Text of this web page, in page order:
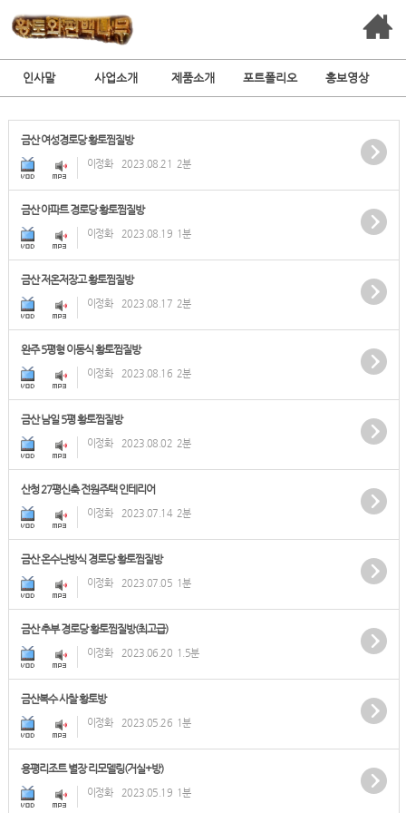
인사말 사업소개 제품소개 포트폴리오 홍보영상
금산 여성경로당 황토찜질방
이정화 2023.08.21 2분
금산 아파트 경로당 황토찜질방
이정화 2023.08.19 1분
금산 저온저장고 황토찜질방
이정화 2023.08.17 2분
완주 5평형 이동식 황토찜질방
이정화 2023.08.16 2분
금산 남일 5평 황토찜질방
이정화 2023.08.02 2분
산청 27평신축 전원주택 인테리어
이정화 2023.07.14 2분
금산 온수난방식 경로당 황토찜질방
이정화 2023.07.05 1분
금산 추부 경로당 황토찜질방(최고급)
이정화 2023.06.20 1.5분
금산복수 사찰 황토방
이정화 2023.05.26 1분
용평리조트 별장 리모델링(거실+방)
이정화 2023.05.19 1분